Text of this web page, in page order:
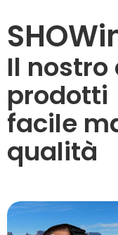
Il
prodotti
facile
qualità